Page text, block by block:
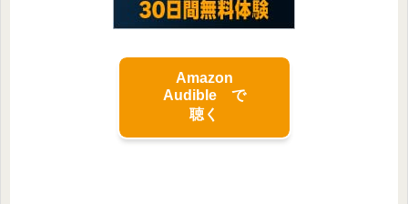
Amazon
Audible で
聴く